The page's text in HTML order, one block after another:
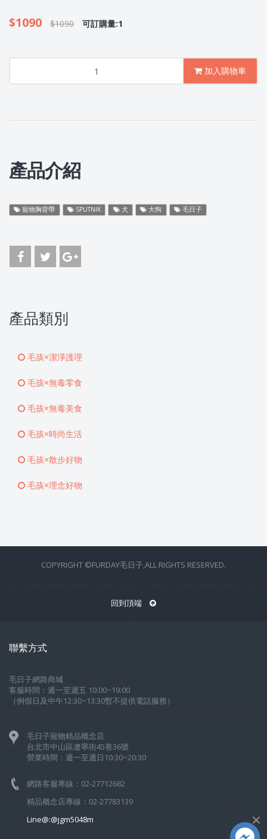
×
$1090 $1090 可訂購量:1
加入購物車
產品介紹
寵物胸背帶 SPUTNIK 犬 大狗 毛日子
產品類別
毛孩×潔淨護理
毛孩×無毒零食
毛孩×無毒美食
毛孩×時尚生活
毛孩×散步好物
毛孩×理念好物
COPYRIGHT ©FURDAY毛日子,ALL RIGHTS RESERVED.
回到頂端
聯繫方式
毛日子網路商城
客服時間：週一至週五 10:00~19:00
（例假日及中午12:30~13:30暫不提供電話服務）
毛日子寵物精品概念店
台北市中山區遼寧街45巷36號
營業時間：週一至週日10:30~20:30
網路客服專線：02-27712682
精品概念店專線：02-27783139
Line@:@jgm5048m